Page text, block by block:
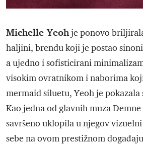
Michelle Yeohje ponovo
haljini, brendu koji je postao
a ujedno i sofisticirani
visokim ovratnikom i naborima
mermaid siluetu, Yeoh je pokazala
Kao jedna od glavnih muza Demne
savršeno uklopila u njegov
sebe na ovom prestižnom